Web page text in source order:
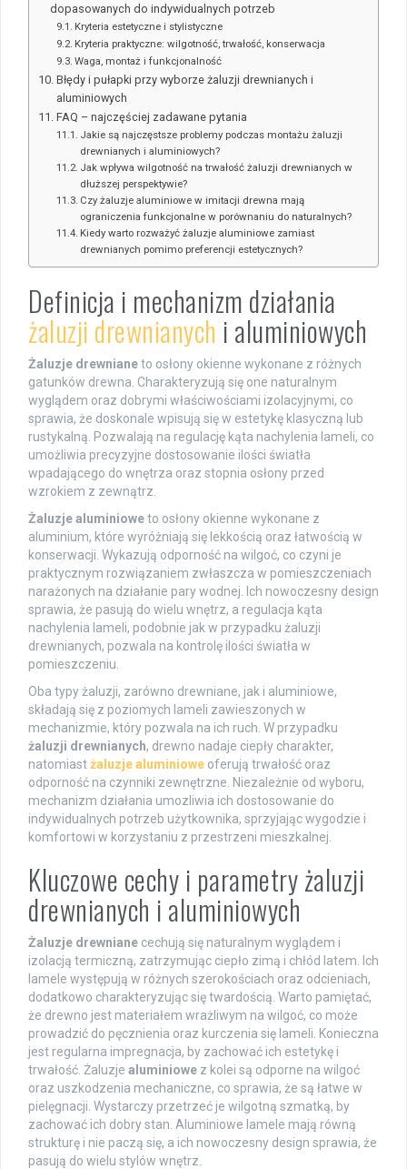
dopasowanych do indywidualnych potrzeb
Kryteria estetyczne i stylistyczne
Kryteria praktyczne: wilgotność, trwałość, konserwacja
Waga, montaż i funkcjonalność
Błędy i pułapki przy wyborze żaluzji drewnianych i
aluminiowych
FAQ – najczęściej zadawane pytania
Jakie są najczęstsze problemy podczas montażu żaluzji
drewnianych i aluminiowych?
Jak wpływa wilgotność na trwałość żaluzji drewnianych w
dłuższej perspektywie?
Czy żaluzje aluminiowe w imitacji drewna mają
ograniczenia funkcjonalne w porównaniu do naturalnych?
Kiedy warto rozważyć żaluzje aluminiowe zamiast
drewnianych pomimo preferencji estetycznych?
Definicja i mechanizm działania
żaluzji drewnianych i aluminiowych
Żaluzje drewnianeto osłony okienne wykonane z różnych
gatunków drewna. Charakteryzują się one naturalnym
wyglądem oraz dobrymi właściwościami izolacyjnymi, co
sprawia, że doskonale wpisują się w estetykę klasyczną lub
rustykalną. Pozwalają na regulację kąta nachylenia lameli, co
umożliwia precyzyjne dostosowanie ilości światła
wpadającego do wnętrza oraz stopnia osłony przed
wzrokiem z zewnątrz.
Żaluzje aluminioweto osłony okienne wykonane z
aluminium, które wyróżniają się lekkością oraz łatwością w
konserwacji. Wykazują odporność na wilgoć, co czyni je
praktycznym rozwiązaniem zwłaszcza w pomieszczeniach
narażonych na działanie pary wodnej. Ich nowoczesny design
sprawia, że pasują do wielu wnętrz, a regulacja kąta
nachylenia lameli, podobnie jak w przypadku żaluzji
drewnianych, pozwala na kontrolę ilości światła w
pomieszczeniu.
Oba typy żaluzji, zarówno drewniane, jak i aluminiowe,
składają się z poziomych lameli zawieszonych w
mechanizmie, który pozwala na ich ruch. W przypadku
żaluzji drewnianych, drewno nadaje ciepły charakter,
natomiastżaluzje aluminiowe oferują trwałość oraz
odporność na czynniki zewnętrzne. Niezależnie od wyboru,
mechanizm działania umozliwia ich dostosowanie do
indywidualnych potrzeb użytkownika, sprzyjając wygodzie i
komfortowi w korzystaniu z przestrzeni mieszkalnej.
Kluczowe cechy i parametry żaluzji
drewnianych i aluminiowych
Żaluzje drewniane cechują się naturalnym wyglądem i
izolacją termiczną, zatrzymując ciepło zimą i chłód latem. Ich
lamele występują w różnych szerokościach oraz odcieniach,
dodatkowo charakteryzując się twardością. Warto pamiętać,
że drewno jest materiałem wrażliwym na wilgoć, co może
prowadzić do pęcznienia oraz kurczenia się lameli. Konieczna
jest regularna impregnacja, by zachować ich estetykę i
trwałość. Żaluzje aluminiowe z kolei są odporne na wilgoć
oraz uszkodzenia mechaniczne, co sprawia, że są łatwe w
pielęgnacji. Wystarczy przetrzeć je wilgotną szmatką, by
zachować ich dobry stan. Aluminiowe lamele mają równą
strukturę i nie paczą się, a ich nowoczesny design sprawia, że
pasują do wielu stylów wnętrz.